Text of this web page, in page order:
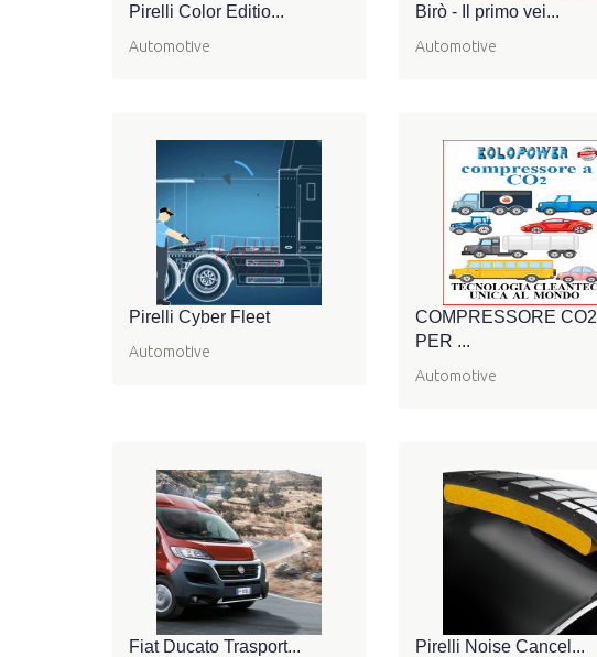
Pirelli Color Editio...
Automotive
Birò - Il primo vei...
Automotive
Pirelli Cyber Fleet
Automotive
COMPRESSORE CO2
PER ...
Automotive
Fiat Ducato Trasport... Pirelli Noise Cancel...